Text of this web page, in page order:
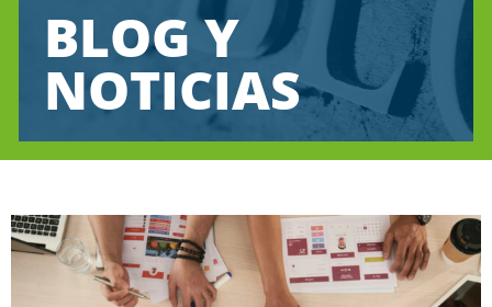
BLOG Y
NOTICIAS